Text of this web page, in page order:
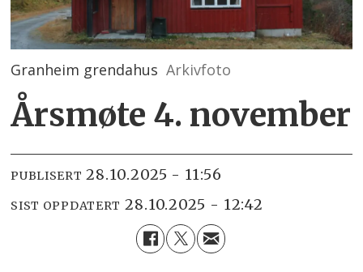
Granheim grendahus Arkivfoto
Årsmøte 4. november
PUBLISERT 28.10.2025 - 11:56
SIST OPPDATERT 28.10.2025 - 12:42